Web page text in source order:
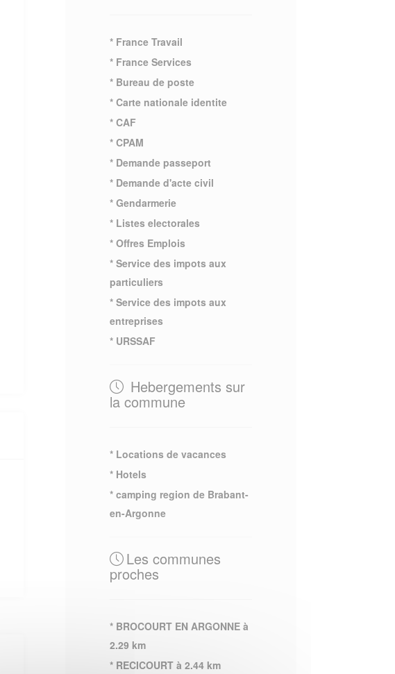
* France Travail
* France Services
* Bureau de poste
* Carte nationale identite
* CAF
* CPAM
* Demande passeport
* Demande d'acte civil
* Gendarmerie
* Listes electorales
* Offres Emplois
* Service des impots aux
particuliers
* Service des impots aux
entreprises
* URSSAF
Hebergements sur
la commune
* Locations de vacances
* Hotels
* camping region de Brabant-
en-Argonne
Les communes
proches
* BROCOURT EN ARGONNE à
2.29 km
* RECICOURT à 2.44 km